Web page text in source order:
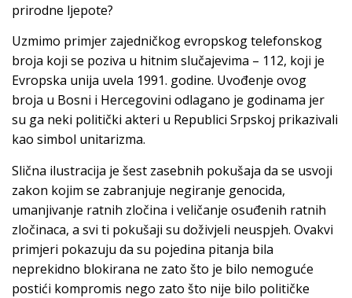
prirodne ljepote?
Uzmimo primjer zajedničkog evropskog telefonskog
broja koji se poziva u hitnim slučajevima – 112, koji je
Evropska unija uvela 1991. godine. Uvođenje ovog
broja u Bosni i Hercegovini odlagano je godinama jer
su ga neki politički akteri u Republici Srpskoj prikazivali
kao simbol unitarizma.
Slična ilustracija je šest zasebnih pokušaja da se usvoji
zakon kojim se zabranjuje negiranje genocida,
umanjivanje ratnih zločina i veličanje osuđenih ratnih
zločinaca, a svi ti pokušaji su doživjeli neuspjeh. Ovakvi
primjeri pokazuju da su pojedina pitanja bila
neprekidno blokirana ne zato što je bilo nemoguće
postići kompromis nego zato što nije bilo političke